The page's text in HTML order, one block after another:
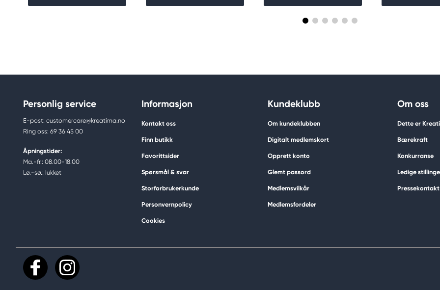
Personlig service
E-post: customercare@kreatima.no
Ring oss: 69 36 45 00
Åpningstider:
Ma.-fr.: 08.00-18.00
Lø.-sø.: lukket
Informasjon
Kontakt oss
Finn butikk
Favorittsider
Spørsmål & svar
Storforbrukerkunde
Personvernpolicy
Cookies
Kundeklubb
Om kundeklubben
Digitalt medlemskort
Opprett konto
Glemt passord
Medlemsvilkår
Medlemsfordeler
Om oss
Dette er
Bærekraft
Konkurranse
Ledige
Pressekontakt